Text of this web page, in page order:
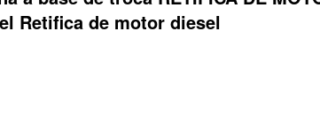
Retifica de motor diesel